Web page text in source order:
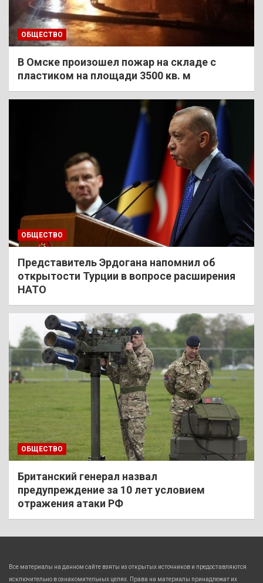
ОБЩЕСТВО
В Омске произошел пожар на складе с
пластиком на площади 3500 кв. м
ОБЩЕСТВО
Представитель Эрдогана напомнил об
открытости Турции в вопросе расширения
НАТО
ОБЩЕСТВО
Британский генерал назвал
предупреждение за 10 лет условием
отражения атаки РФ
Все материалы на данном сайте взяты из открытых источников и предоставляются
исключительно в ознакомительных целях. Права на материалы принадлежат их